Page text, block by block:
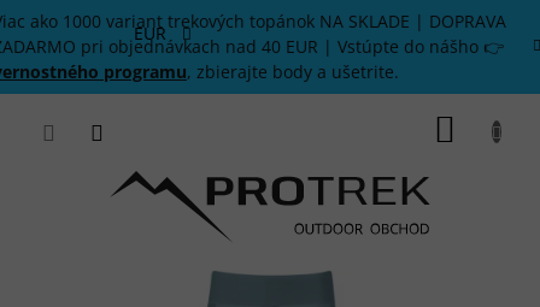
Prejsť
na
obsah
ako 1000 variant trekových topánok NA SKLADE | DOPRAVA
pri objednávkach nad 40 EUR | Vstúpte do nášho 👉
programu, zbierajte body a ušetrite.
EUR